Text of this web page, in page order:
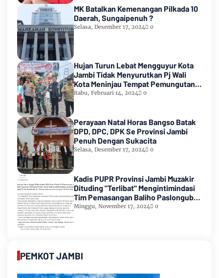
MK Batalkan Kemenangan Pilkada 10
Daerah, Sungaipenuh ?
Selasa, Desember 17, 2024 0
Hujan Turun Lebat Mengguyur Kota
Jambi Tidak Menyurutkan Pj Wali
Kota Meninjau Tempat Pemungutan
Suara Pemilu 2024
Rabu, Februari 14, 2024 0
Perayaan Natal Horas Bangso Batak
DPD, DPC, DPK Se Provinsi Jambi
Penuh Dengan Sukacita
Selasa, Desember 17, 2024 0
Kadis PUPR Provinsi Jambi Muzakir
Dituding "Terlibat" Mengintimindasi
Tim Pemasangan Baliho Paslongub
Romi-Sudirman
Minggu, November 17, 2024 0
PEMKOT JAMBI